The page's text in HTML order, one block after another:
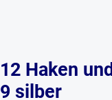
12 Haken
9 silber